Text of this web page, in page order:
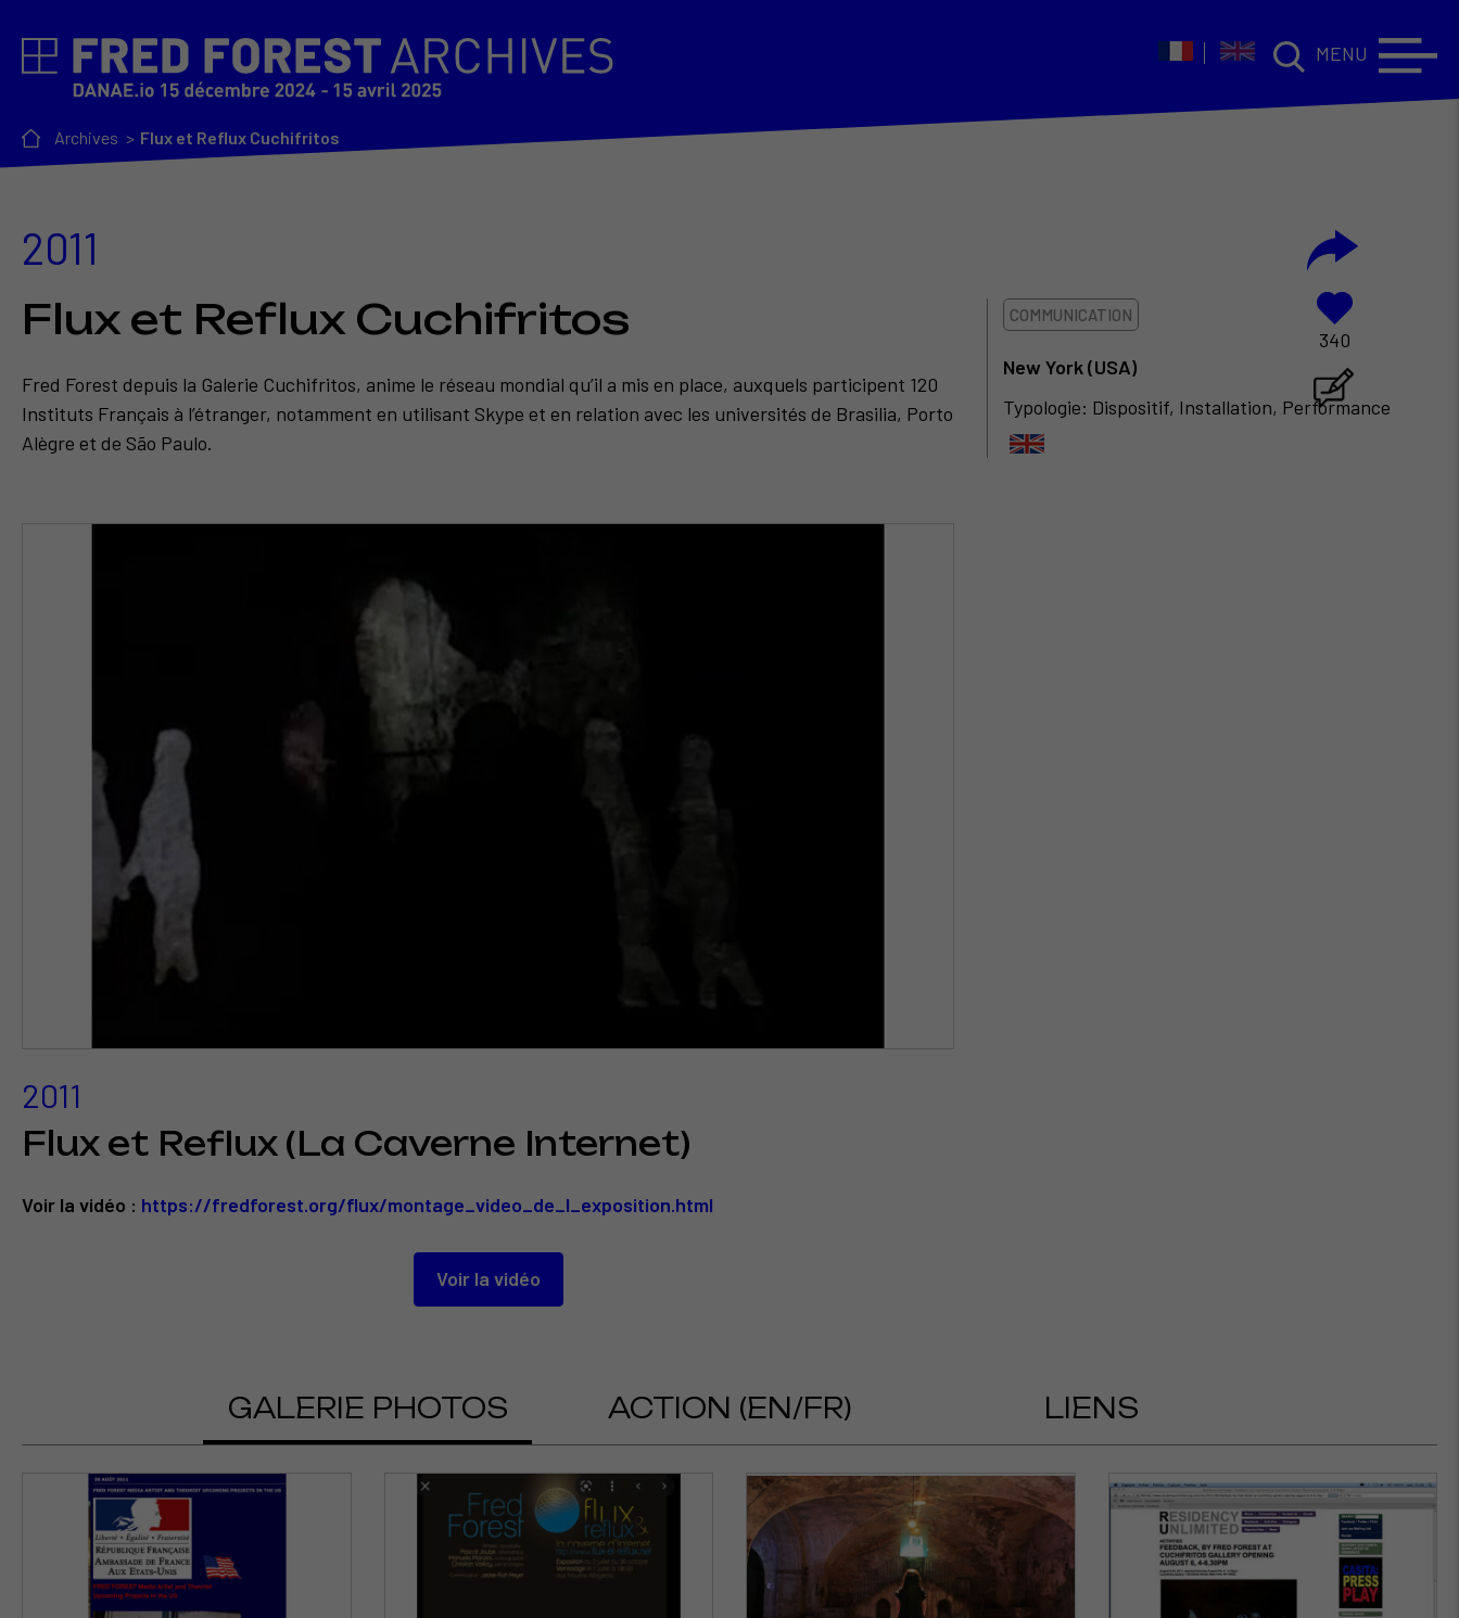
MENU
Archives Flux et Reflux Cuchifritos
340
2011
Flux et Reflux Cuchifritos
Fred Forest depuis la Galerie Cuchifritos, anime le réseau mondial qu’il a mis en place, auxquels participent 120
Instituts Français à l’étranger, notamment en utilisant Skype et en relation avec les universités de Brasilia, Porto
Alègre et de São Paulo.
COMMUNICATION
New York (USA)
Typologie: Dispositif, Installation, Performance
2011
Flux et Reflux (La Caverne Internet)
Voir la vidéo : https://fredforest.org/flux/montage_video_de_l_exposition.html
Voir la vidéo
GALERIE PHOTOS ACTION (EN/FR) LIENS